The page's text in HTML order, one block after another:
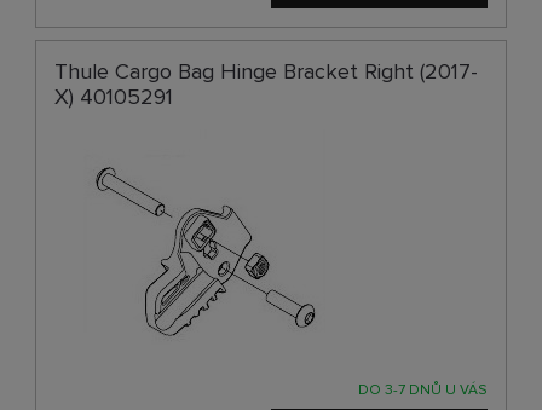
Thule Cargo Bag Hinge Bracket Right (2017-
X) 40105291
DO 3-7 DNŮ U VÁS